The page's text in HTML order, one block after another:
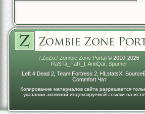
/.ZoZo./ Zombie Zone Portal © 2010-2026
RaSTa_FaR_I AntiQar, Spumer
Left 4 Dead 2, Team Fortress 2, HLstatsX,
Commfort Чат
Копирование материалов сайта разрешается
указании активной индексируемой ссылки на